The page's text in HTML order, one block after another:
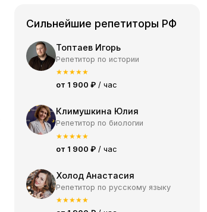
Сильнейшие репетиторы РФ
Топтаев Игорь
Репетитор по истории
★★★★★
от 1 900 ₽ / час
Климушкина Юлия
Репетитор по биологии
★★★★★
от 1 900 ₽ / час
Холод Анастасия
Репетитор по русскому языку
★★★★★